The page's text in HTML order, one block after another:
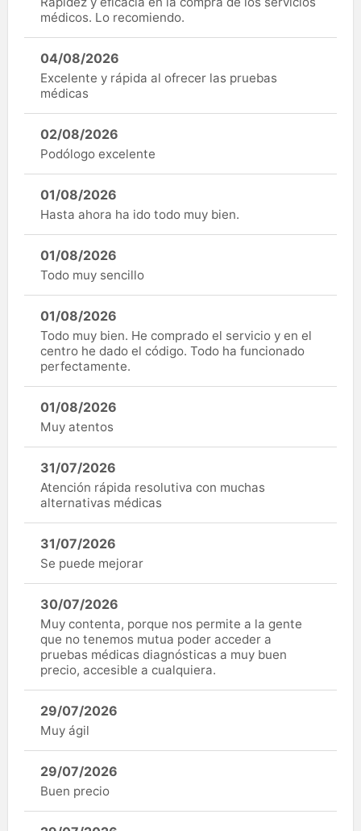
médicos. Lo recomiendo.
04/08/2026
Excelente y rápida al ofrecer las pruebas
médicas
02/08/2026
Podólogo excelente
01/08/2026
Hasta ahora ha ido todo muy bien.
01/08/2026
Todo muy sencillo
01/08/2026
Todo muy bien. He comprado el servicio y en el
centro he dado el código. Todo ha funcionado
perfectamente.
01/08/2026
Muy atentos
31/07/2026
Atención rápida resolutiva con muchas
alternativas médicas
31/07/2026
Se puede mejorar
30/07/2026
Muy contenta, porque nos permite a la gente
que no tenemos mutua poder acceder a
pruebas médicas diagnósticas a muy buen
precio, accesible a cualquiera.
29/07/2026
Muy ágil
29/07/2026
Buen precio